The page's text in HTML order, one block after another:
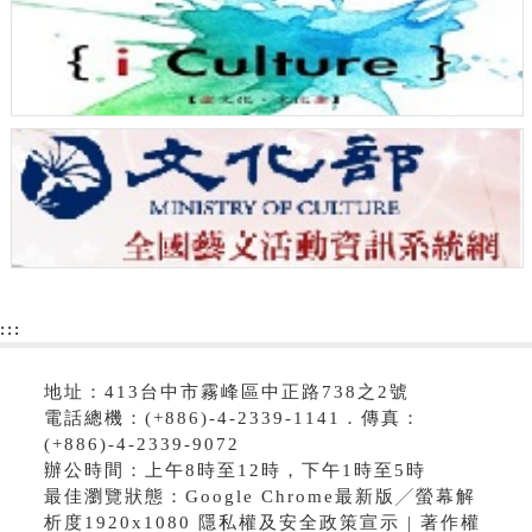
:::
地址：413台中市霧峰區中正路738之2號
電話總機：(+886)-4-2339-1141．傳真：
(+886)-4-2339-9072
辦公時間：上午8時至12時，下午1時至5時
最佳瀏覽狀態：Google Chrome最新版╱螢幕解
析度1920x1080 隱私權及安全政策宣示 | 著作權